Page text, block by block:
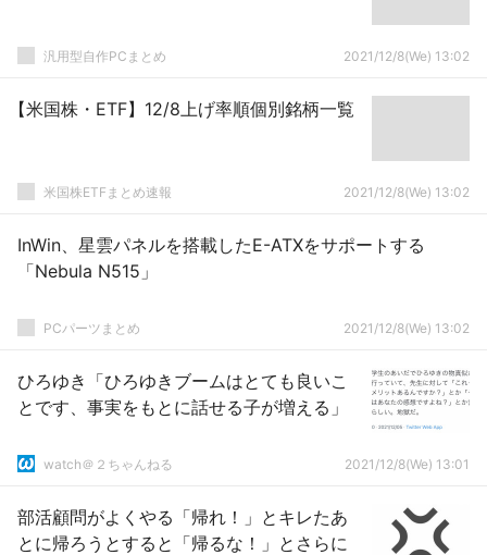
汎用型自作PCまとめ 2021/12/8(We) 13:02
【米国株・ETF】12/8上げ率順個別銘柄一覧
米国株ETFまとめ速報 2021/12/8(We) 13:02
InWin、星雲パネルを搭載したE-ATXをサポートする
「Nebula N515」
PCパーツまとめ 2021/12/8(We) 13:02
ひろゆき「ひろゆきブームはとても良いこ
とです、事実をもとに話せる子が増える」
watch＠２ちゃんねる 2021/12/8(We) 13:01
部活顧問がよくやる「帰れ！」とキレたあ
とに帰ろうとすると「帰るな！」とさらに